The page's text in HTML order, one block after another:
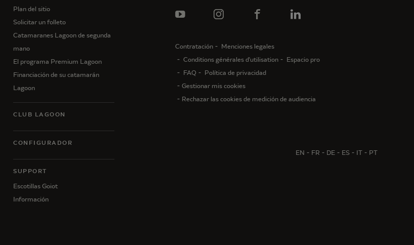
Plan del sitio
Solicitar un folleto
Catamaranes Lagoon de segunda
mano
El programa Premium Lagoon
Financiación de su catamarán
Lagoon
CLUB LAGOON
CONFIGURADOR
SUPPORT
Escotillas Goiot
Información
Contratación
Menciones legales
Conditions générales d'utilisation
Espacio pro
FAQ
Política de privacidad
Gestionar mis cookies
Rechazar las cookies de medición de audiencia
EN FR DE ES IT PT